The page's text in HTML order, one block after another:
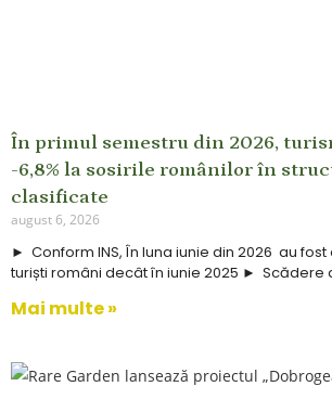
În primul semestru din 2026,
-6,8% la sosirile românilor în
clasificate
august 6, 2026
► Conform INS, În luna iunie din 2026 au fost
turiști români decât în iunie 2025 ► Scădere
Mai multe »